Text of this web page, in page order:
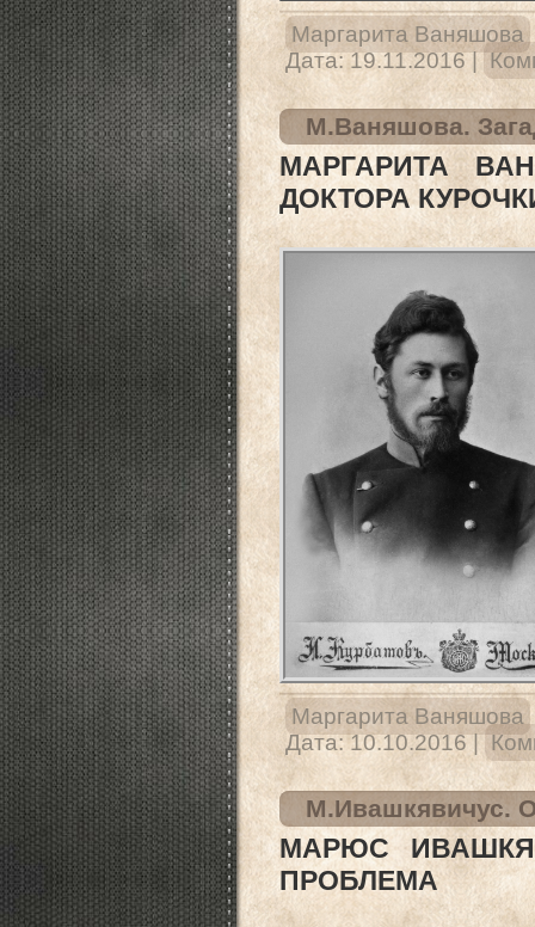
Маргарита Ваняшова
Дата: 19.11.2016 |
М.Ваняшова.
МАРГАРИТА
ДОКТОРА
Маргарита Ваняшова
Дата: 10.10.2016 |
М.Ивашкявичус.
МАРЮС
ПРОБЛЕМА